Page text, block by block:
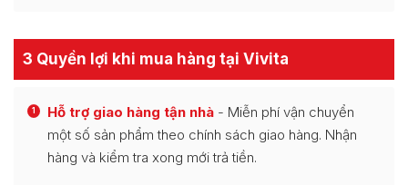
3 Quyền lợi khi mua hàng tại Vivita
1 Hỗ trợ giao hàng tận nhà - Miễn phí vận chuyển
một số sản phẩm theo chính sách giao hàng. Nhận
hàng và kiểm tra xong mới trả tiền.